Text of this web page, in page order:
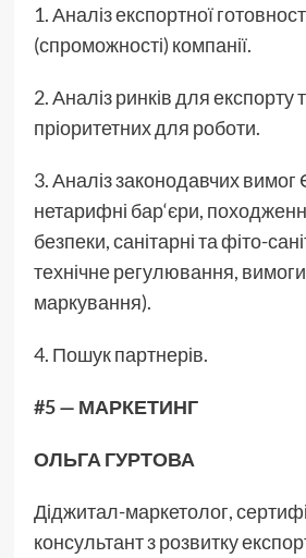
1. Аналіз експортної
(спроможності) компанії.
2. Аналіз ринків для експорту
пріоритетних для роботи.
3. Аналіз законодавчих вимог
нетарифні бар‘єри,
безпеки, санітарні та фіто-
технічне регулювання,
маркування).
4. Пошук партнерів.
#5 — МАРКЕТИНГ
ОЛЬГА ГУРТОВА
Діджитал-маркетолог,
консультант з розвитку